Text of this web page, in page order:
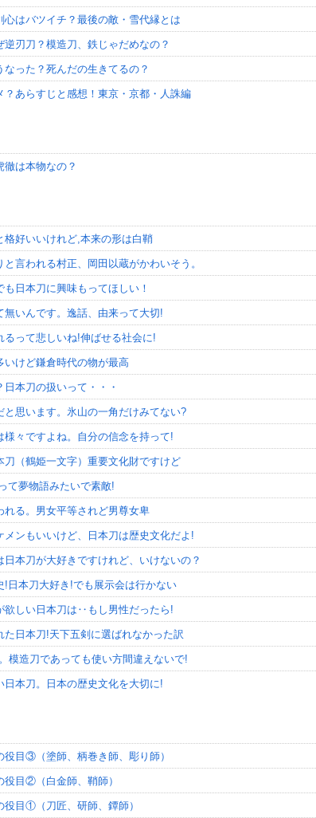
はバツイチ？最後の敵・雪代縁とは
刃刀？模造刀、鉄じゃだめなの？
った？死んだの生きてるの？
あらすじと感想！東京・京都・人誅編
徹は本物なの？
格好いいけれど,本来の形は白鞘
言われる村正、岡田以蔵がかわいそう。
も日本刀に興味もってほしい！
無いんです。逸話、由来って大切!
るって悲しいね!伸ばせる社会に!
いけど鎌倉時代の物が最高
日本刀の扱いって・・・
と思います。氷山の一角だけみてない?
様々ですよね。自分の信念を持って!
刀（鶴姫一文字）重要文化財ですけど
て夢物語みたいで素敵!
れる。男女平等されど男尊女卑
メンもいいけど、日本刀は歴史文化だよ!
日本刀が大好きですけれど、いけないの？
!日本刀大好き!でも展示会は行かない
欲しい日本刀は‥もし男性だったら!
た日本刀!天下五剣に選ばれなかった訳
模造刀であっても使い方間違えないで!
日本刀。日本の歴史文化を大切に!
役目③（塗師、柄巻き師、彫り師）
役目②（白金師、鞘師）
役目①（刀匠、研師、鐔師）